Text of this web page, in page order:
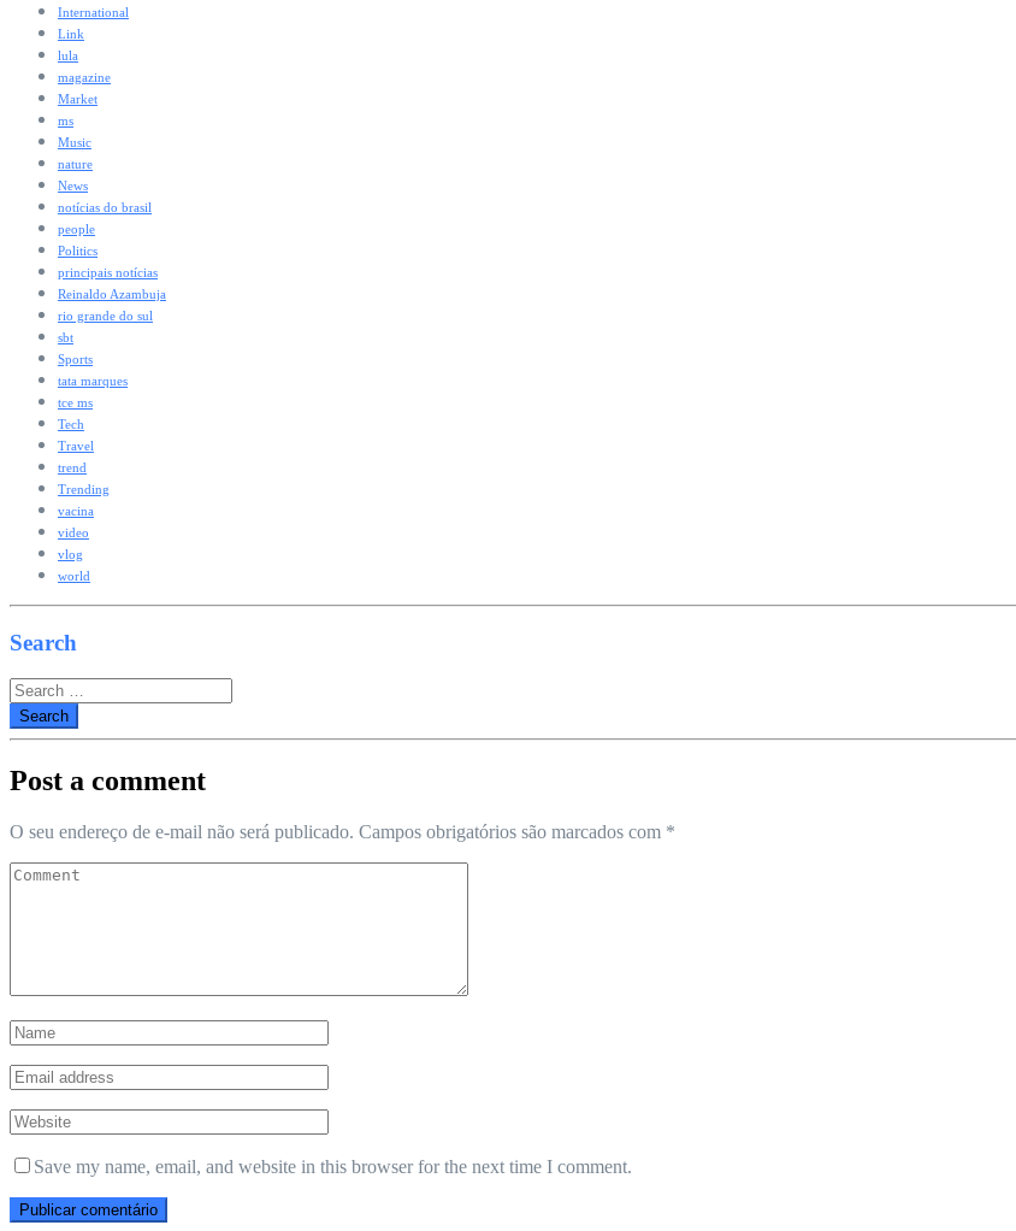
International
Link
lula
magazine
Market
ms
Music
nature
News
notícias do brasil
people
Politics
principais notícias
Reinaldo Azambuja
rio grande do sul
sbt
Sports
tata marques
tce ms
Tech
Travel
trend
Trending
vacina
video
vlog
world
Search
Search
for:
Post a comment
O seu endereço de e-mail não será publicado. Campos obrigatórios são marcados com *
Save my name, email, and website in this browser for the next time I comment.